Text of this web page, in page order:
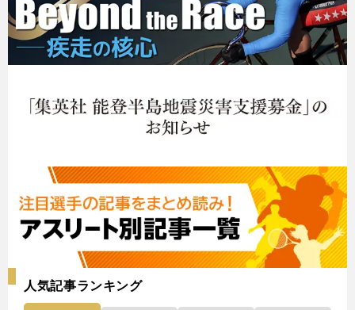
人気記事ランキング